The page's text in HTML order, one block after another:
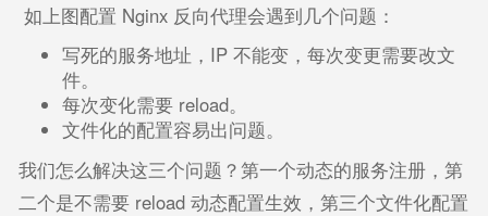
如上图配置 Nginx 反向代理会遇到几个问题：
写死的服务地址，IP 不能变，每次变更需要改文
件。
每次变化需要 reload。
文件化的配置容易出问题。
我们怎么解决这三个问题？第一个动态的服务注册，第
二个是不需要 reload 动态配置生效，第三个文件化配置